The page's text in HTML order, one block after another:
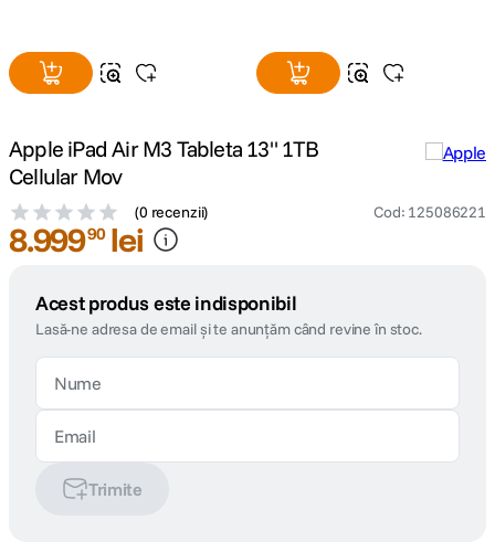
Apple iPad Air M3 Tableta 13" 1TB
Cellular Mov
(0 recenzii) Cod: 125086221
8.99990 lei
Acest produs este indisponibil
Lasă-ne adresa de email și te anunțăm când revine în stoc.
Trimite